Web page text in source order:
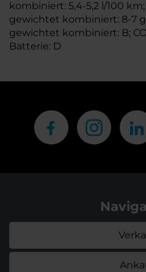
kombiniert: 5,4-5,2 l/100 km;
gewichtet kombiniert: 8-7
gewichtet kombiniert: B;
Batterie: D